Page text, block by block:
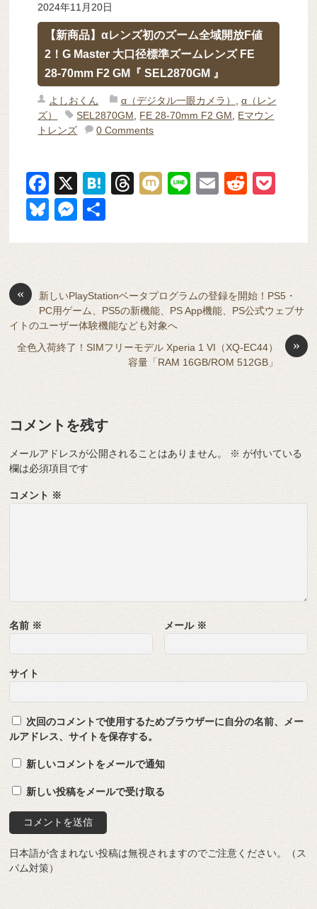
2024年11月20日
【新商品】αレンズ初のズーム全域開放F値
2！G Master 大口径標準ズームレンズ FE
28-70mm F2 GM『 SEL2870GM 』
よしおくん α（デジタル一眼カメラ）
α（レン
ズ）
SEL2870GM FE 28-70mm F2 GM
Eマウン
トレンズ
0 Comments
F
a
c
e
o
o
k
X
H
n
T
a
s
M
Li
E
R
di et
Bl
y
M
n
g
er
«
新しいPlayStationベータプログラムの登録を開始！PS5・
PC用ゲーム、PS5の新機能、PS App機能、PS公式ウェブサ
イトのユーザー体験機能なども対象へ
»
全色入荷終了！SIMフリーモデル Xperia 1 VI（XQ-EC44）
容量「RAM 16GB/ROM 512GB」
コメントを残す
メールアドレスが公開されることはありません。 ※ が付いている
欄は必須項目です
コメント ※
名前 ※ メール ※
サイト
次回のコメントで使用するためブラウザーに自分の名前、メー
ルアドレス、サイトを保存する。
新しいコメントをメールで通知
新しい投稿をメールで受け取る
日本語が含まれない投稿は無視されますのでご注意ください。（ス
パム対策）